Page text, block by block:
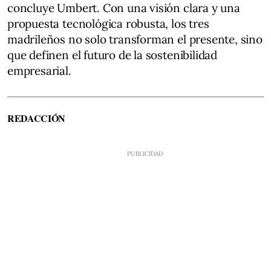
concluye Umbert. Con una visión clara y una
propuesta tecnológica robusta, los tres
madrileños no solo transforman el presente, sino
que definen el futuro de la sostenibilidad
empresarial.
REDACCIÓN